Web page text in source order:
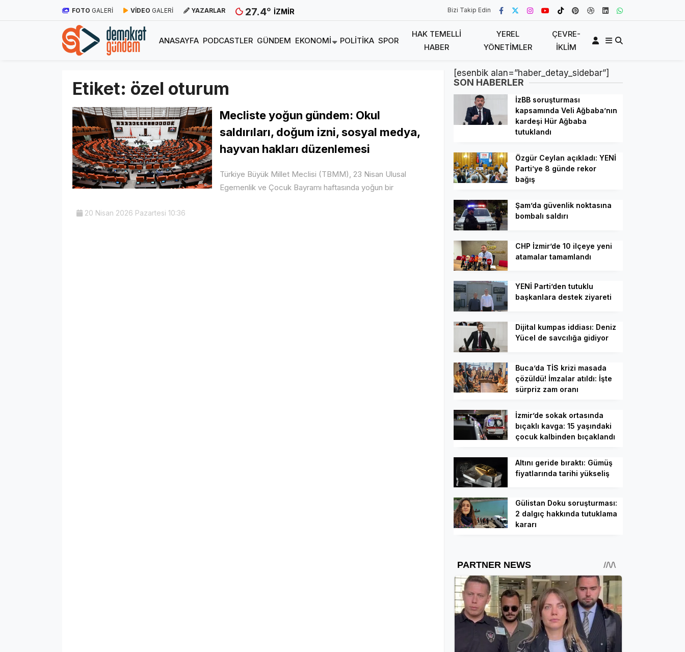
FOTO GALERİ VİDEO GALERİ YAZARLAR 27.4° İZMIR Bizi Takip Edin
ANASAYFA PODCASTLER GÜNDEM EKONOMI POLITIKA SPOR
HAK TEMELLI
HABER
YEREL
YÖNETIMLER
ÇEVRE-
İKLIM
Etiket: özel oturum
Mecliste yoğun gündem: Okul
saldırıları, doğum izni, sosyal medya,
hayvan hakları düzenlemesi
Türkiye Büyük Millet Meclisi (TBMM), 23 Nisan Ulusal
Egemenlik ve Çocuk Bayramı haftasında yoğun bir
20 Nisan 2026 Pazartesi 10:36
[esenbik alan=”haber_detay_sidebar”]
SON HABERLER
İzBB soruşturması
kapsamında Veli Ağbaba’nın
kardeşi Hür Ağbaba
tutuklandı
Özgür Ceylan açıkladı: YENİ
Parti’ye 8 günde rekor
bağış
Şam’da güvenlik noktasına
bombalı saldırı
CHP İzmir’de 10 ilçeye yeni
atamalar tamamlandı
YENİ Parti’den tutuklu
başkanlara destek ziyareti
Dijital kumpas iddiası: Deniz
Yücel de savcılığa gidiyor
Buca’da TİS krizi masada
çözüldü! İmzalar atıldı: İşte
sürpriz zam oranı
İzmir’de sokak ortasında
bıçaklı kavga: 15 yaşındaki
çocuk kalbinden bıçaklandı
Altını geride bıraktı: Gümüş
fiyatlarında tarihi yükseliş
Gülistan Doku soruşturması:
2 dalgıç hakkında tutuklama
kararı